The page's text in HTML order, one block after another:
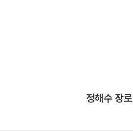
정해수 장로